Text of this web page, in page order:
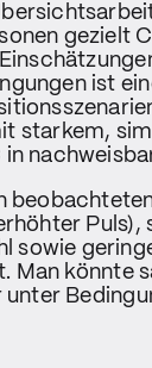
gezielt
ist
starkem,
in
sowie
Man könnte
unter